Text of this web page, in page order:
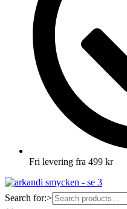
Fri levering fra 499 kr
Search for:>